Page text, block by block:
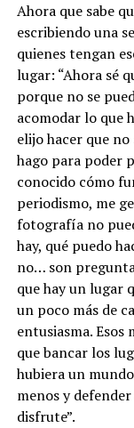
Ahora que sabe
escribiendo una
quienes tengan
lugar: “Ahora sé
porque no se
acomodar lo que
elijo hacer que
hago para poder
conocido cómo
periodismo, me
fotografía no
hay, qué puedo
no… son
que hay un lugar
un poco más de
entusiasma.
que bancar los
hubiera un
menos y
disfrute”.